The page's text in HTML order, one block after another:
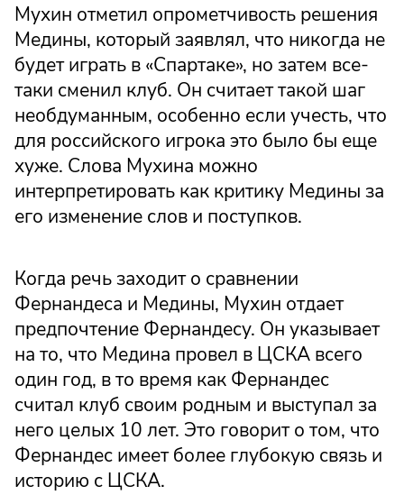
Мухин отметил опрометчивость решения
Медины, который заявлял, что никогда не
будет играть в «Спартаке», но затем все-
таки сменил клуб. Он считает такой шаг
необдуманным, особенно если учесть, что
для российского игрока это было бы еще
хуже. Слова Мухина можно
интерпретировать как критику Медины за
его изменение слов и поступков.
Когда речь заходит о сравнении
Фернандеса и Медины, Мухин отдает
предпочтение Фернандесу. Он указывает
на то, что Медина провел в ЦСКА всего
один год, в то время как Фернандес
считал клуб своим родным и выступал за
него целых 10 лет. Это говорит о том, что
Фернандес имеет более глубокую связь и
историю с ЦСКА.